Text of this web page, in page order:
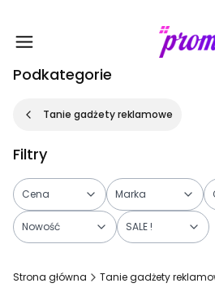
Podkategorie
Tanie gadżety reklamowe
Filtry
Cena Marka
Nowość SALE !
Strona główna Tanie gadżety